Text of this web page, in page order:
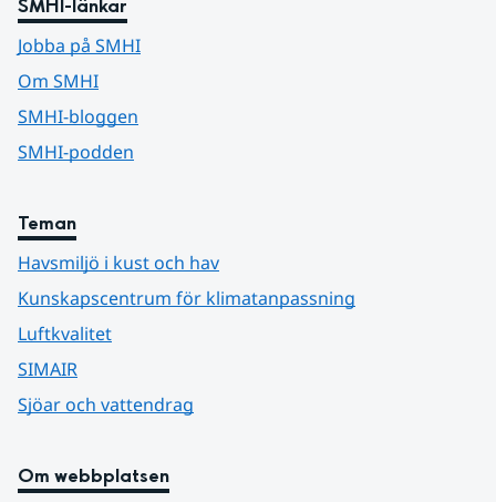
SMHI-länkar
Jobba på SMHI
Om SMHI
SMHI-bloggen
SMHI-podden
Teman
Havsmiljö i kust och hav
Kunskapscentrum för klimatanpassning
Luftkvalitet
SIMAIR
Sjöar och vattendrag
Om webbplatsen